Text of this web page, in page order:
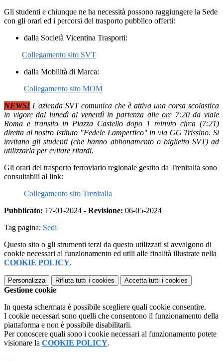
Gli studenti e chiunque ne ha necessità possono raggiungere la Sede
con gli orari ed i percorsi del trasporto pubblico offerti:
dalla Società Vicentina Trasporti:
Collegamento sito SVT
dalla Mobilità di Marca:
Collegamento sito MOM
NEWS! L'azienda SVT comunica che è attiva una corsa scolastica
in vigore dal lunedì al venerdì in partenza alle ore 7:20 da viale
Roma e transito in Piazza Castello dopo 1 minuto circa (7:21)
diretta al nostro Istituto "Fedele Lampertico" in via GG Trissino. Si
invitano gli studenti (che hanno abbonamento o biglietto SVT) ad
utilizzarla per evitare ritardi.
Gli orari del trasporto ferroviario regionale gestito da Trenitalia sono
consultabili al link:
Collegamento sito Trenitalia
Pubblicato: 17-01-2024 - Revisione: 06-05-2024
Tag pagina: Sedi
Questo sito o gli strumenti terzi da questo utilizzati si avvalgono di
cookie necessari al funzionamento ed utili alle finalità illustrate nella
COOKIE POLICY.
Personalizza Rifiuta tutti i cookies Accetta tutti i cookies
Gestione cookie
In questa schermata è possibile scegliere quali cookie consentire.
I cookie necessari sono quelli che consentono il funzionamento della
piattaforma e non è possibile disabilitarli.
Per conoscere quali sono i cookie necessari al funzionamento potete
visionare la COOKIE POLICY.